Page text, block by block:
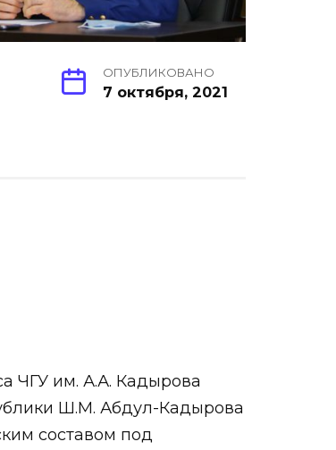
ОПУБЛИКОВАНО
7 октября, 2021
ЧГУ им. А.А. Кадырова
Ш.М. Абдул-Кадырова
составом под